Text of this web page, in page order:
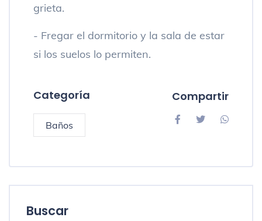
grieta.
- Fregar el dormitorio y la sala de estar
si los suelos lo permiten.
Categoría
Baños
Compartir
Buscar